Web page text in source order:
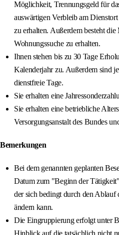
Möglichkeit, Trennungsgeld für
auswärtigen Verbleib am
zu erhalten. Außerdem besteht
Wohnungssuche zu erhalten.
Ihnen stehen bis zu 30 Tage
Kalenderjahr zu. Außerdem sind
dienstfreie Tage.
Sie erhalten eine
Sie erhalten eine betriebliche
Versorgungsanstalt des Bundes
Bemerkungen
Bei dem genannten geplanten
Datum zum "Beginn der
der sich bedingt durch den Ablauf
ändern kann.
Die Eingruppierung erfolgt unter
Hinblick auf die tatsächlich nicht